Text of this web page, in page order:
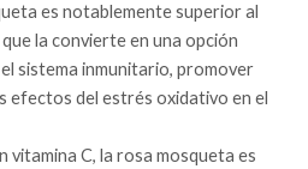
es notablemente superior al
la convierte en una opción
sistema inmunitario, promover
efectos del estrés oxidativo en el
vitamina C, la rosa mosqueta es